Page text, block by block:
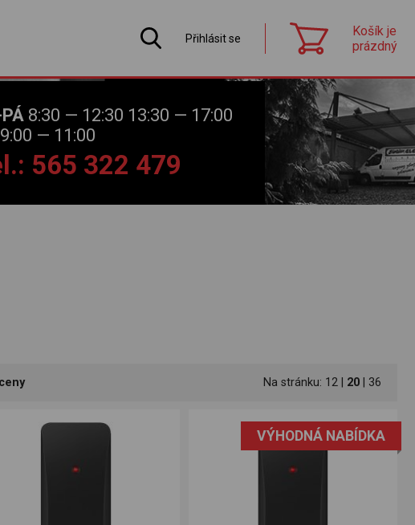
Přihlásit se
Košík je
prázdný
8:30 — 12:30 13:30 — 17:00
9:00 — 11:00
565 322 479
ceny Na stránku: 12 20 36
VÝHODNÁ NABÍDKA